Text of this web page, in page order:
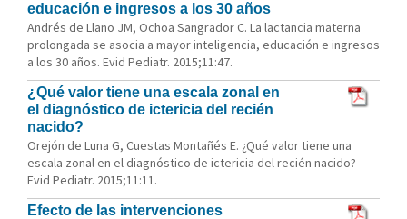
educación e ingresos a los 30 años
Andrés de Llano JM, Ochoa Sangrador C. La lactancia materna
prolongada se asocia a mayor inteligencia, educación e ingresos
a los 30 años. Evid Pediatr. 2015;11:47.
¿Qué valor tiene una escala zonal en
el diagnóstico de ictericia del recién
nacido?
Orejón de Luna G, Cuestas Montañés E. ¿Qué valor tiene una
escala zonal en el diagnóstico de ictericia del recién nacido?
Evid Pediatr. 2015;11:11.
Efecto de las intervenciones